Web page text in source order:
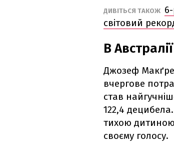
ДИВІТЬСЯ ТАКОЖ
світовий
В
Джозеф
вчергове
став
122,4
тихою
своєму голосу.